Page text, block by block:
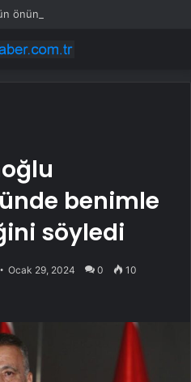
önünü kesti: Kafanı keserim
benimle
söyledi
Ocak 29, 2024 0 10